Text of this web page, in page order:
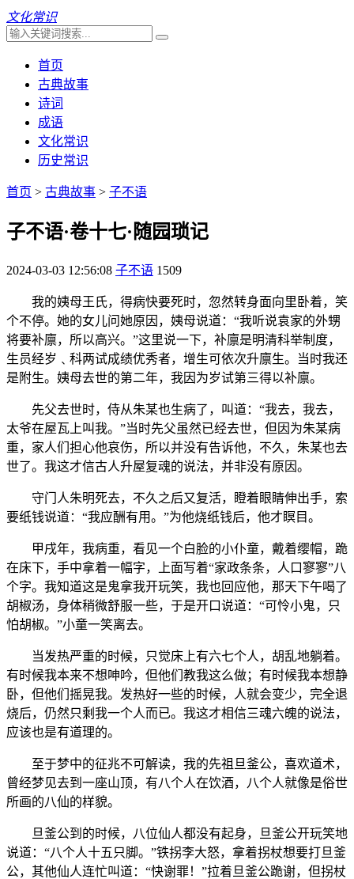
文化常识
首页
古典故事
诗词
成语
文化常识
历史常识
首页 > 古典故事 > 子不语
子不语·卷十七·随园琐记
2024-03-03 12:56:08 子不语 1509
我的姨母王氏，得病快要死时，忽然转身面向里卧着，笑
个不停。她的女儿问她原因，姨母说道：“我听说袁家的外甥
将要补廪，所以高兴。”这里说一下，补廪是明清科举制度，
生员经岁﹑科两试成绩优秀者，增生可依次升廪生。当时我还
是附生。姨母去世的第二年，我因为岁试第三得以补廪。
先父去世时，侍从朱某也生病了，叫道：“我去，我去，
太爷在屋瓦上叫我。”当时先父虽然已经去世，但因为朱某病
重，家人们担心他哀伤，所以并没有告诉他，不久，朱某也去
世了。我这才信古人升屋复魂的说法，并非没有原因。
守门人朱明死去，不久之后又复活，瞪着眼睛伸出手，索
要纸钱说道：“我应酬有用。”为他烧纸钱后，他才瞑目。
甲戌年，我病重，看见一个白脸的小仆童，戴着缨帽，跪
在床下，手中拿着一幅字，上面写着“家政条条，人口寥寥”八
个字。我知道这是鬼拿我开玩笑，我也回应他，那天下午喝了
胡椒汤，身体稍微舒服一些，于是开口说道：“可怜小鬼，只
怕胡椒。”小童一笑离去。
当发热严重的时候，只觉床上有六七个人，胡乱地躺着。
有时候我本来不想呻吟，但他们教我这么做；有时候我本想静
卧，但他们摇晃我。发热好一些的时候，人就会变少，完全退
烧后，仍然只剩我一个人而已。我这才相信三魂六魄的说法，
应该也是有道理的。
至于梦中的征兆不可解读，我的先祖旦釜公，喜欢道术，
曾经梦见去到一座山顶，有八个人在饮酒，八个人就像是俗世
所画的八仙的样貌。
旦釜公到的时候，八位仙人都没有起身，旦釜公开玩笑地
说道：“八个人十五只脚。”铁拐李大怒，拿着拐杖想要打旦釜
公，其他仙人连忙叫道：“快谢罪！”拉着旦釜公跪谢，但拐杖